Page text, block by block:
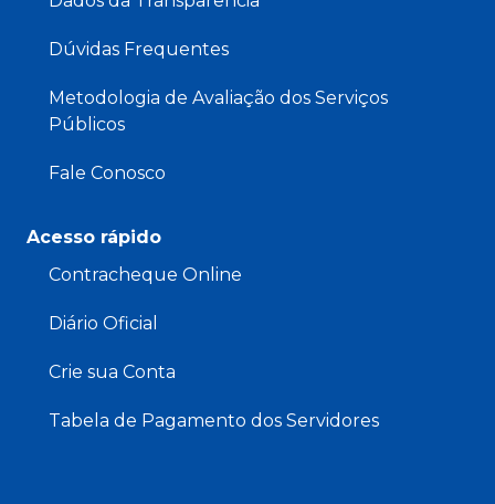
Dúvidas Frequentes
Metodologia de Avaliação dos Serviços
Públicos
Fale Conosco
Acesso rápido
Contracheque Online
Diário Oficial
Crie sua Conta
Tabela de Pagamento dos Servidores